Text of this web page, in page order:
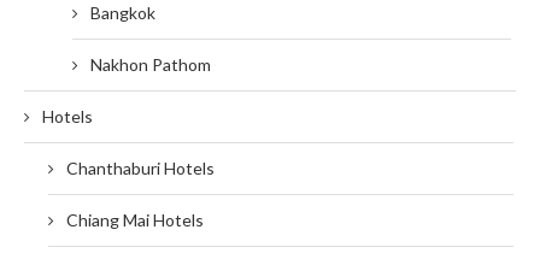
Bangkok
Nakhon Pathom
Hotels
Chanthaburi Hotels
Chiang Mai Hotels